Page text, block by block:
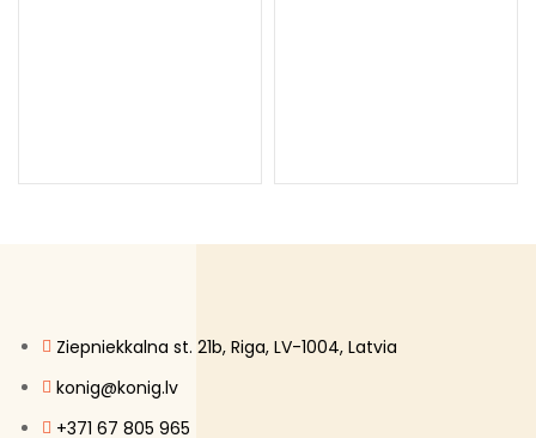
Ziepniekkalna st. 21b, Riga, LV-1004, Latvia
konig@konig.lv
+371 67 805 965